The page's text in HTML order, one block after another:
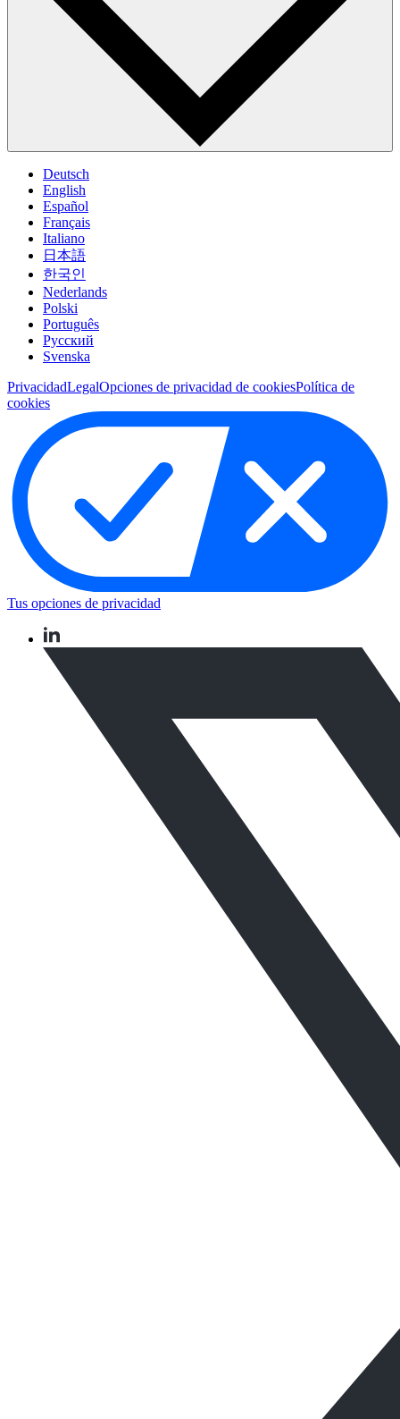
Deutsch
English
Español
Français
Italiano
日本語
한국인
Nederlands
Polski
Português
Pусский
Svenska
PrivacidadLegalOpciones de privacidad de cookiesPolítica de
cookies
Tus opciones de privacidad